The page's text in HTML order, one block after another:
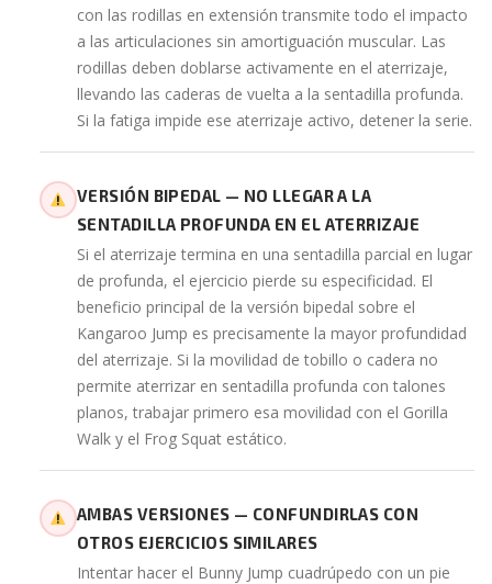
con las rodillas en extensión transmite todo el impacto
a las articulaciones sin amortiguación muscular. Las
rodillas deben doblarse activamente en el aterrizaje,
llevando las caderas de vuelta a la sentadilla profunda.
Si la fatiga impide ese aterrizaje activo, detener la serie.
VERSIÓN BIPEDAL — NO LLEGAR A LA
SENTADILLA PROFUNDA EN EL ATERRIZAJE
Si el aterrizaje termina en una sentadilla parcial en lugar
de profunda, el ejercicio pierde su especificidad. El
beneficio principal de la versión bipedal sobre el
Kangaroo Jump es precisamente la mayor profundidad
del aterrizaje. Si la movilidad de tobillo o cadera no
permite aterrizar en sentadilla profunda con talones
planos, trabajar primero esa movilidad con el Gorilla
Walk y el Frog Squat estático.
AMBAS VERSIONES — CONFUNDIRLAS CON
OTROS EJERCICIOS SIMILARES
Intentar hacer el Bunny Jump cuadrúpedo con un pie